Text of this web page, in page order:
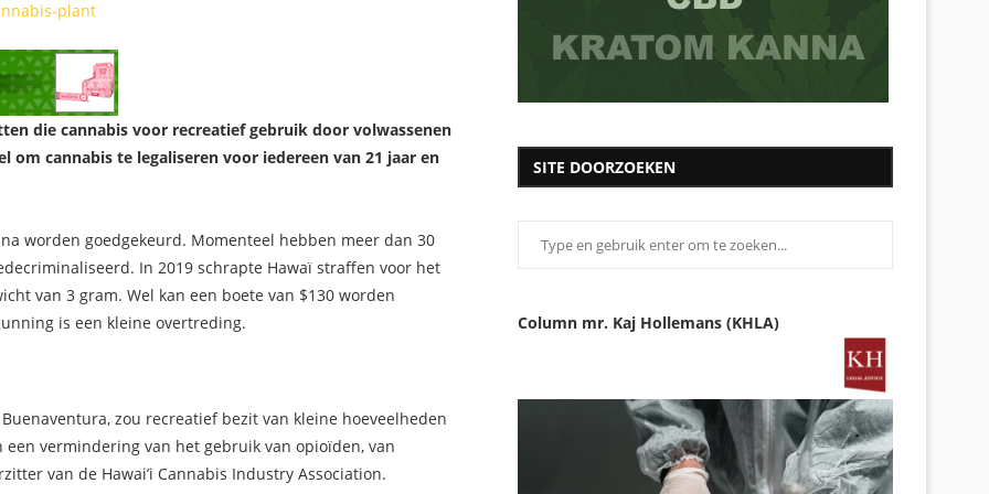
die cannabis voor recreatief gebruik door volwassenen
om cannabis te legaliseren voor iedereen van 21 jaar en
worden goedgekeurd. Momenteel hebben meer dan 30
In 2019 schrapte Hawaï straffen voor het
van 3 gram. Wel kan een boete van $130 worden
is een kleine overtreding.
zou recreatief bezit van kleine hoeveelheden
vermindering van het gebruik van opioïden, van
van de Hawai’i Cannabis Industry Association.
SITE DOORZOEKEN
Column mr. Kaj Hollemans (KHLA)